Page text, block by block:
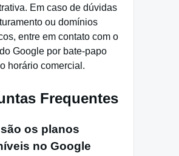
Em caso de dúvidas
ou domínios
entre em contato com o
Google por bate-papo
horário comercial.
Frequentes
os planos
no Google